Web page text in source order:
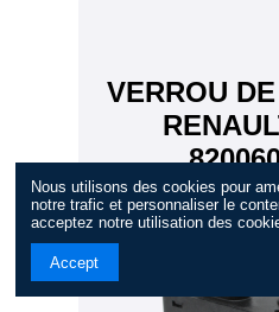
VERROU
Nous utilisons des cookies pour
notre trafic et personnaliser le
acceptez notre utilisation des
Accept